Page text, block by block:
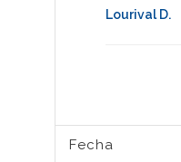
Lourival D.
Fecha